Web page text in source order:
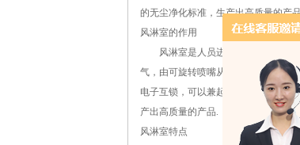
的无尘净化标准，生产出高质量的产
风淋室的作用
风淋室是人员进入洁净室无尘车间
气，由可旋转喷嘴从各个方向喷射至
电子互锁，可以兼起气闸室的作用，
产出高质量的产品.
风淋室特点